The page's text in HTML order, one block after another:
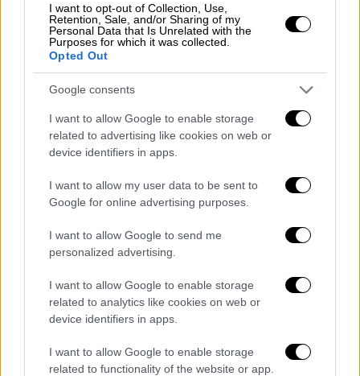
I want to opt-out of Collection, Use,
Retention, Sale, and/or Sharing of my
Personal Data that Is Unrelated with the
Purposes for which it was collected.
Opted Out
Google consents
I want to allow Google to enable storage
related to advertising like cookies on web or
device identifiers in apps.
I want to allow my user data to be sent to
Google for online advertising purposes.
I want to allow Google to send me
personalized advertising.
I want to allow Google to enable storage
related to analytics like cookies on web or
device identifiers in apps.
I want to allow Google to enable storage
related to functionality of the website or app.
ομιλία της αναφέρθηκε «στη στάση του
Έλληνα Πρωθυπουργού, έναντι του Γερμανού
Προέδρου Σταϊνμάιερ, που είπε,
επισκεπτόμενος τη χώρα μας, ότι το θέμα
των Γερμανικών Οφειλών είναι νομικά
κλειστό, χαρακτηρίζοντάς την αδιανόητη,
προσβλητική και απαράδεκτη».
υποστήριξε ότι «είναι ντροπή να επαφίεται
το Ελληνικό Κράτος σε διακηρύξεις
διεκδικήσεων - η υποχρέωση της
διεκδίκησης είναι τώρα» και διάβασε από το
βήμα της Βουλής «το υπόμνημα των
κατοίκων των μαρτυρικών Λιγκιάδων,
τιμώντας έτσι τους ανθρώπους που δεν
έχουν πια φωνή να διεκδικήσουν, αλλά και
όλους όσους αφιέρωσαν τη ζωή τους στον